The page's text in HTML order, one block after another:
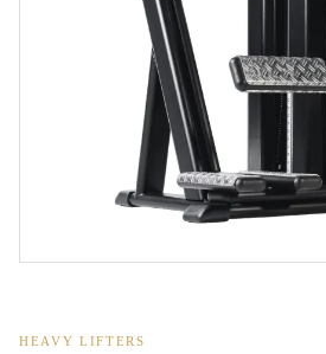
HEAVY LIFTERS